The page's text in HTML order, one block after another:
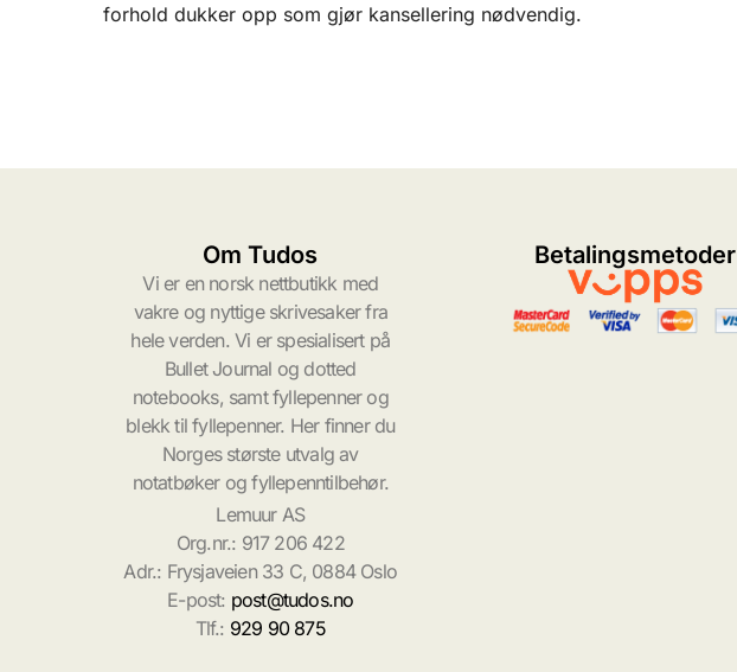
forhold dukker opp som gjør kansellering nødvendig.
Om Tudos
Vi er en norsk nettbutikk med
vakre og nyttige skrivesaker fra
hele verden. Vi er spesialisert på
Bullet Journal og dotted
notebooks, samt fyllepenner og
blekk til fyllepenner. Her finner du
Norges største utvalg av
notatbøker og fyllepenntilbehør.
Lemuur AS
Org.nr.: 917 206 422
Adr.: Frysjaveien 33 C, 0884 Oslo
E-post: post@tudos.no
Tlf.: 929 90 875
Betalingsmetoder